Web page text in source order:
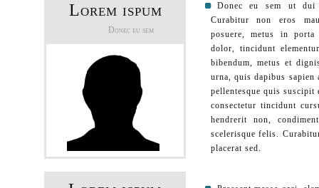
Donec eu sem ut dui
Curabitur non eros
posuere, metus in
dolor, tincidunt
bibendum, metus et
urna, quis dapibus
pellentesque quis suscipit
consectetur tincidunt
hendrerit non,
scelerisque felis.
placerat sed.
Lorem ispum
Donec eu sem